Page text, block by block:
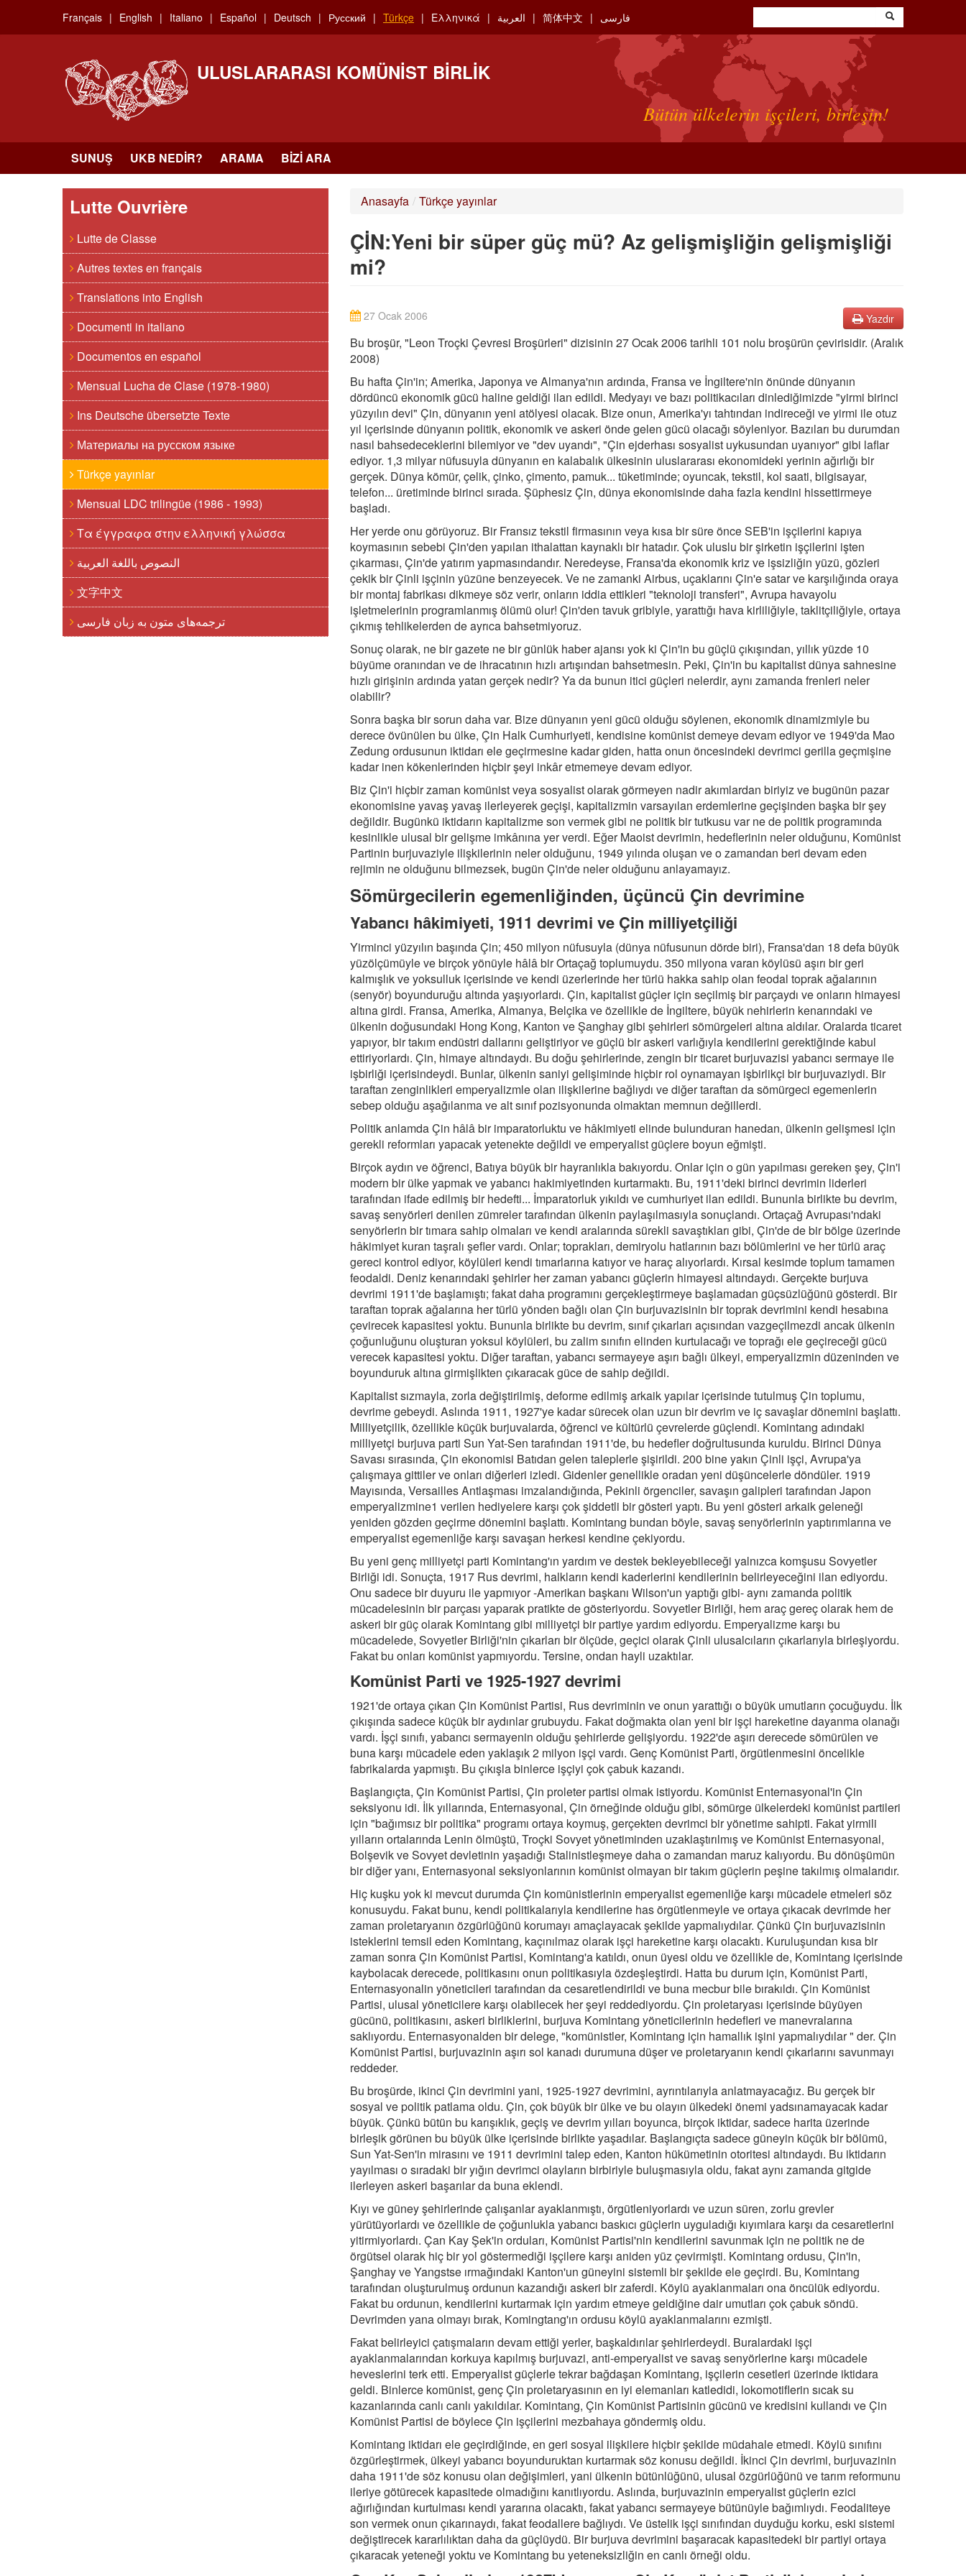
main
Français English Italiano Español Deutsch Русский Türkçe Ελληνικά العربية 简体中文 فارسی
ULUSLARARASI KOMÜNIST BIRLIK
Bütün ülkelerin işçileri, birleşin!
SUNUŞ UKB NEDIR? ARAMA BIZI ARA
Lutte Ouvrière
Lutte de Classe
Autres textes en français
Translations into English
Documenti in italiano
Documentos en español
Mensual Lucha de Clase (1978-1980)
Ins Deutsche übersetzte Texte
Материалы на русском языке
Türkçe yayınlar
Mensual LDC trilingüe (1986 - 1993)
Τα έγγραφα στην ελληνική γλώσσα
النصوص باللغة العربية
文字中文
ترجمه‌های متون به زبان فارسی
Anasayfa / Türkçe yayınlar
ÇİN:Yeni bir süper güç mü? Az gelişmişliğin gelişmişliği
mi?
Yazdır
27 Ocak 2006
Bu broşür, "Leon Troçki Çevresi Broşürleri" dizisinin 27 Ocak 2006 tarihli 101 nolu broşürün çevirisidir. (Aralık
2008)
Bu hafta Çin'in; Amerika, Japonya ve Almanya'nın ardında, Fransa ve İngiltere'nin önünde dünyanın
dördüncü ekonomik gücü haline geldiği ilan edildi. Medyayı ve bazı politikacıları dinlediğimizde "yirmi birinci
yüzyılın devi" Çin, dünyanın yeni atölyesi olacak. Bize onun, Amerika'yı tahtından indireceği ve yirmi ile otuz
yıl içerisinde dünyanın politik, ekonomik ve askeri önde gelen gücü olacağı söyleniyor. Bazıları bu durumdan
nasıl bahsedeceklerini bilemiyor ve "dev uyandı", "Çin ejderhası sosyalist uykusundan uyanıyor" gibi laflar
ediyor. 1,3 milyar nüfusuyla dünyanın en kalabalık ülkesinin uluslararası ekonomideki yerinin ağırlığı bir
gerçek. Dünya kömür, çelik, çinko, çimento, pamuk... tüketiminde; oyuncak, tekstil, kol saati, bilgisayar,
telefon... üretiminde birinci sırada. Şüphesiz Çin, dünya ekonomisinde daha fazla kendini hissettirmeye
başladı.
Her yerde onu görüyoruz. Bir Fransız tekstil firmasının veya kısa bir süre önce SEB'in işçilerini kapıya
koymasının sebebi Çin'den yapılan ithalattan kaynaklı bir hatadır. Çok uluslu bir şirketin işçilerini işten
çıkarması, Çin'de yatırım yapmasındandır. Neredeyse, Fransa'da ekonomik kriz ve işsizliğin yüzü, gözleri
çekik bir Çinli işçinin yüzüne benzeyecek. Ve ne zamanki Airbus, uçaklarını Çin'e satar ve karşılığında oraya
bir montaj fabrikası dikmeye söz verir, onların iddia ettikleri "teknoloji transferi", Avrupa havayolu
işletmelerinin programlanmış ölümü olur! Çin'den tavuk gribiyle, yarattığı hava kirliliğiyle, taklitçiliğiyle, ortaya
çıkmış tehlikelerden de ayrıca bahsetmiyoruz.
Sonuç olarak, ne bir gazete ne bir günlük haber ajansı yok ki Çin'in bu güçlü çıkışından, yıllık yüzde 10
büyüme oranından ve de ihracatının hızlı artışından bahsetmesin. Peki, Çin'in bu kapitalist dünya sahnesine
hızlı girişinin ardında yatan gerçek nedir? Ya da bunun itici güçleri nelerdir, aynı zamanda frenleri neler
olabilir?
Sonra başka bir sorun daha var. Bize dünyanın yeni gücü olduğu söylenen, ekonomik dinamizmiyle bu
derece övünülen bu ülke, Çin Halk Cumhuriyeti, kendisine komünist demeye devam ediyor ve 1949'da Mao
Zedung ordusunun iktidarı ele geçirmesine kadar giden, hatta onun öncesindeki devrimci gerilla geçmişine
kadar inen kökenlerinden hiçbir şeyi inkâr etmemeye devam ediyor.
Biz Çin'i hiçbir zaman komünist veya sosyalist olarak görmeyen nadir akımlardan biriyiz ve bugünün pazar
ekonomisine yavaş yavaş ilerleyerek geçişi, kapitalizmin varsayılan erdemlerine geçişinden başka bir şey
değildir. Bugünkü iktidarın kapitalizme son vermek gibi ne politik bir tutkusu var ne de politik programında
kesinlikle ulusal bir gelişme imkânına yer verdi. Eğer Maoist devrimin, hedeflerinin neler olduğunu, Komünist
Partinin burjuvaziyle ilişkilerinin neler olduğunu, 1949 yılında oluşan ve o zamandan beri devam eden
rejimin ne olduğunu bilmezsek, bugün Çin'de neler olduğunu anlayamayız.
Sömürgecilerin egemenliğinden, üçüncü Çin devrimine
Yabancı hâkimiyeti, 1911 devrimi ve Çin milliyetçiliği
Yirminci yüzyılın başında Çin; 450 milyon nüfusuyla (dünya nüfusunun dörde biri), Fransa'dan 18 defa büyük
yüzölçümüyle ve birçok yönüyle hâlâ bir Ortaçağ toplumuydu. 350 milyona varan köylüsü aşırı bir geri
kalmışlık ve yoksulluk içerisinde ve kendi üzerlerinde her türlü hakka sahip olan feodal toprak ağalarının
(senyör) boyunduruğu altında yaşıyorlardı. Çin, kapitalist güçler için seçilmiş bir parçaydı ve onların himayesi
altına girdi. Fransa, Amerika, Almanya, Belçika ve özellikle de İngiltere, büyük nehirlerin kenarındaki ve
ülkenin doğusundaki Hong Kong, Kanton ve Şanghay gibi şehirleri sömürgeleri altına aldılar. Oralarda ticaret
yapıyor, bir takım endüstri dallarını geliştiriyor ve güçlü bir askeri varlığıyla kendilerini gerektiğinde kabul
ettiriyorlardı. Çin, himaye altındaydı. Bu doğu şehirlerinde, zengin bir ticaret burjuvazisi yabancı sermaye ile
işbirliği içerisindeydi. Bunlar, ülkenin saniyi gelişiminde hiçbir rol oynamayan işbirlikçi bir burjuvaziydi. Bir
taraftan zenginlikleri emperyalizmle olan ilişkilerine bağlıydı ve diğer taraftan da sömürgeci egemenlerin
sebep olduğu aşağılanma ve alt sınıf pozisyonunda olmaktan memnun değillerdi.
Politik anlamda Çin hâlâ bir imparatorluktu ve hâkimiyeti elinde bulunduran hanedan, ülkenin gelişmesi için
gerekli reformları yapacak yetenekte değildi ve emperyalist güçlere boyun eğmişti.
Birçok aydın ve öğrenci, Batıya büyük bir hayranlıkla bakıyordu. Onlar için o gün yapılması gereken şey, Çin'i
modern bir ülke yapmak ve yabancı hakimiyetinden kurtarmaktı. Bu, 1911'deki birinci devrimin liderleri
tarafından ifade edilmiş bir hedefti... İmparatorluk yıkıldı ve cumhuriyet ilan edildi. Bununla birlikte bu devrim,
savaş senyörleri denilen zümreler tarafından ülkenin paylaşılmasıyla sonuçlandı. Ortaçağ Avrupası'ndaki
senyörlerin bir tımara sahip olmaları ve kendi aralarında sürekli savaştıkları gibi, Çin'de de bir bölge üzerinde
hâkimiyet kuran taşralı şefler vardı. Onlar; toprakları, demiryolu hatlarının bazı bölümlerini ve her türlü araç
gereci kontrol ediyor, köylüleri kendi tımarlarına katıyor ve haraç alıyorlardı. Kırsal kesimde toplum tamamen
feodaldi. Deniz kenarındaki şehirler her zaman yabancı güçlerin himayesi altındaydı. Gerçekte burjuva
devrimi 1911'de başlamıştı; fakat daha programını gerçekleştirmeye başlamadan güçsüzlüğünü gösterdi. Bir
taraftan toprak ağalarına her türlü yönden bağlı olan Çin burjuvazisinin bir toprak devrimini kendi hesabına
çevirecek kapasitesi yoktu. Bununla birlikte bu devrim, sınıf çıkarları açısından vazgeçilmezdi ancak ülkenin
çoğunluğunu oluşturan yoksul köylüleri, bu zalim sınıfın elinden kurtulacağı ve toprağı ele geçireceği gücü
verecek kapasitesi yoktu. Diğer taraftan, yabancı sermayeye aşırı bağlı ülkeyi, emperyalizmin düzeninden ve
boyunduruk altına girmişlikten çıkaracak güce de sahip değildi.
Kapitalist sızmayla, zorla değiştirilmiş, deforme edilmiş arkaik yapılar içerisinde tutulmuş Çin toplumu,
devrime gebeydi. Aslında 1911, 1927'ye kadar sürecek olan uzun bir devrim ve iç savaşlar dönemini başlattı.
Milliyetçilik, özellikle küçük burjuvalarda, öğrenci ve kültürlü çevrelerde güçlendi. Komintang adındaki
milliyetçi burjuva parti Sun Yat-Sen tarafından 1911'de, bu hedefler doğrultusunda kuruldu. Birinci Dünya
Savası sırasında, Çin ekonomisi Batıdan gelen taleplerle şişirildi. 200 bine yakın Çinli işçi, Avrupa'ya
çalışmaya gittiler ve onları diğerleri izledi. Gidenler genellikle oradan yeni düşüncelerle döndüler. 1919
Mayısında, Versailles Antlaşması imzalandığında, Pekinli örgenciler, savaşın galipleri tarafından Japon
emperyalizmine1 verilen hediyelere karşı çok şiddetli bir gösteri yaptı. Bu yeni gösteri arkaik geleneği
yeniden gözden geçirme dönemini başlattı. Komintang bundan böyle, savaş senyörlerinin yaptırımlarına ve
emperyalist egemenliğe karşı savaşan herkesi kendine çekiyordu.
Bu yeni genç milliyetçi parti Komintang'ın yardım ve destek bekleyebileceği yalnızca komşusu Sovyetler
Birliği idi. Sonuçta, 1917 Rus devrimi, halkların kendi kaderlerini kendilerinin belirleyeceğini ilan ediyordu.
Onu sadece bir duyuru ile yapmıyor -Amerikan başkanı Wilson'un yaptığı gibi- aynı zamanda politik
mücadelesinin bir parçası yaparak pratikte de gösteriyordu. Sovyetler Birliği, hem araç gereç olarak hem de
askeri bir güç olarak Komintang gibi milliyetçi bir partiye yardım ediyordu. Emperyalizme karşı bu
mücadelede, Sovyetler Birliği'nin çıkarları bir ölçüde, geçici olarak Çinli ulusalcıların çıkarlarıyla birleşiyordu.
Fakat bu onları komünist yapmıyordu. Tersine, ondan hayli uzaktılar.
Komünist Parti ve 1925-1927 devrimi
1921'de ortaya çıkan Çin Komünist Partisi, Rus devriminin ve onun yarattığı o büyük umutların çocuğuydu. İlk
çıkışında sadece küçük bir aydınlar grubuydu. Fakat doğmakta olan yeni bir işçi hareketine dayanma olanağı
vardı. İşçi sınıfı, yabancı sermayenin olduğu şehirlerde gelişiyordu. 1922'de aşırı derecede sömürülen ve
buna karşı mücadele eden yaklaşık 2 milyon işçi vardı. Genç Komünist Parti, örgütlenmesini öncelikle
fabrikalarda yapmıştı. Bu çıkışla binlerce işçiyi çok çabuk kazandı.
Başlangıçta, Çin Komünist Partisi, Çin proleter partisi olmak istiyordu. Komünist Enternasyonal'in Çin
seksiyonu idi. İlk yıllarında, Enternasyonal, Çin örneğinde olduğu gibi, sömürge ülkelerdeki komünist partileri
için "bağımsız bir politika" programı ortaya koymuş, gerçekten devrimci bir yönetime sahipti. Fakat yirmili
yılların ortalarında Lenin ölmüştü, Troçki Sovyet yönetiminden uzaklaştırılmış ve Komünist Enternasyonal,
Bolşevik ve Sovyet devletinin yaşadığı Stalinistleşmeye daha o zamandan maruz kalıyordu. Bu dönüşümün
bir diğer yanı, Enternasyonal seksiyonlarının komünist olmayan bir takım güçlerin peşine takılmış olmalarıdır.
Hiç kuşku yok ki mevcut durumda Çin komünistlerinin emperyalist egemenliğe karşı mücadele etmeleri söz
konusuydu. Fakat bunu, kendi politikalarıyla kendilerine has örgütlenmeyle ve ortaya çıkacak devrimde her
zaman proletaryanın özgürlüğünü korumayı amaçlayacak şekilde yapmalıydılar. Çünkü Çin burjuvazisinin
isteklerini temsil eden Komintang, kaçınılmaz olarak işçi hareketine karşı olacaktı. Kuruluşundan kısa bir
zaman sonra Çin Komünist Partisi, Komintang'a katıldı, onun üyesi oldu ve özellikle de, Komintang içerisinde
kaybolacak derecede, politikasını onun politikasıyla özdeşleştirdi. Hatta bu durum için, Komünist Parti,
Enternasyonalin yöneticileri tarafından da cesaretlendirildi ve buna mecbur bile bırakıldı. Çin Komünist
Partisi, ulusal yöneticilere karşı olabilecek her şeyi reddediyordu. Çin proletaryası içerisinde büyüyen
gücünü, politikasını, askeri birliklerini, burjuva Komintang yöneticilerinin hedefleri ve manevralarına
saklıyordu. Enternasyonalden bir delege, "komünistler, Komintang için hamallık işini yapmalıydılar " der. Çin
Komünist Partisi, burjuvazinin aşırı sol kanadı durumuna düşer ve proletaryanın kendi çıkarlarını savunmayı
reddeder.
Bu broşürde, ikinci Çin devrimini yani, 1925-1927 devrimini, ayrıntılarıyla anlatmayacağız. Bu gerçek bir
sosyal ve politik patlama oldu. Çin, çok büyük bir ülke ve bu olayın ülkedeki önemi yadsınamayacak kadar
büyük. Çünkü bütün bu karışıklık, geçiş ve devrim yılları boyunca, birçok iktidar, sadece harita üzerinde
birleşik görünen bu büyük ülke içerisinde birlikte yaşadılar. Başlangıçta sadece güneyin küçük bir bölümü,
Sun Yat-Sen'in mirasını ve 1911 devrimini talep eden, Kanton hükümetinin otoritesi altındaydı. Bu iktidarın
yayılması o sıradaki bir yığın devrimci olayların birbiriyle buluşmasıyla oldu, fakat aynı zamanda gitgide
ilerleyen askeri başarılar da buna eklendi.
Kıyı ve güney şehirlerinde çalışanlar ayaklanmıştı, örgütleniyorlardı ve uzun süren, zorlu grevler
yürütüyorlardı ve özellikle de çoğunlukla yabancı baskıcı güçlerin uyguladığı kıyımlara karşı da cesaretlerini
yitirmiyorlardı. Çan Kay Şek'in orduları, Komünist Partisi'nin kendilerini savunmak için ne politik ne de
örgütsel olarak hiç bir yol göstermediği işçilere karşı aniden yüz çevirmişti. Komintang ordusu, Çin'in,
Şanghay ve Yangstse ırmağındaki Kanton'un güneyini sistemli bir şekilde ele geçirdi. Bu, Komintang
tarafından oluşturulmuş ordunun kazandığı askeri bir zaferdi. Köylü ayaklanmaları ona öncülük ediyordu.
Fakat bu ordunun, kendilerini kurtarmak için yardım etmeye geldiğine dair umutları çok çabuk söndü.
Devrimden yana olmayı bırak, Komingtang'ın ordusu köylü ayaklanmalarını ezmişti.
Fakat belirleyici çatışmaların devam ettiği yerler, başkaldırılar şehirlerdeydi. Buralardaki işçi
ayaklanmalarından korkuya kapılmış burjuvazi, anti-emperyalist ve savaş senyörlerine karşı mücadele
heveslerini terk etti. Emperyalist güçlerle tekrar bağdaşan Komintang, işçilerin cesetleri üzerinde iktidara
geldi. Binlerce komünist, genç Çin proletaryasının en iyi elemanları katledidi, lokomotiflerin sıcak su
kazanlarında canlı canlı yakıldılar. Komintang, Çin Komünist Partisinin gücünü ve kredisini kullandı ve Çin
Komünist Partisi de böylece Çin işçilerini mezbahaya göndermiş oldu.
Komintang iktidarı ele geçirdiğinde, en geri sosyal ilişkilere hiçbir şekilde müdahale etmedi. Köylü sınıfını
özgürleştirmek, ülkeyi yabancı boyunduruktan kurtarmak söz konusu değildi. İkinci Çin devrimi, burjuvazinin
daha 1911'de söz konusu olan değişimleri, yani ülkenin bütünlüğünü, ulusal özgürlüğünü ve tarım reformunu
ileriye götürecek kapasitede olmadığını kanıtlıyordu. Aslında, burjuvazinin emperyalist güçlerin ezici
ağırlığından kurtulması kendi yararına olacaktı, fakat yabancı sermayeye bütünüyle bağımlıydı. Feodaliteye
son vermek onun çıkarınaydı, fakat feodallere bağlıydı. Ve üstelik işçi sınıfından duyduğu korku, eski sistemi
değiştirecek kararlılıktan daha da güçlüydü. Bir burjuva devrimini başaracak kapasitedeki bir partiyi ortaya
çıkaracak yeteneği yoktu ve Komintang bu yeteneksizliğin en canlı örneği oldu.